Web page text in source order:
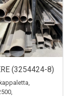
(3254424-8)